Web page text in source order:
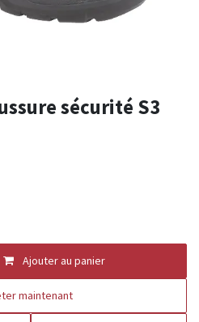
sécurité S3
Ajouter au panier
maintenant